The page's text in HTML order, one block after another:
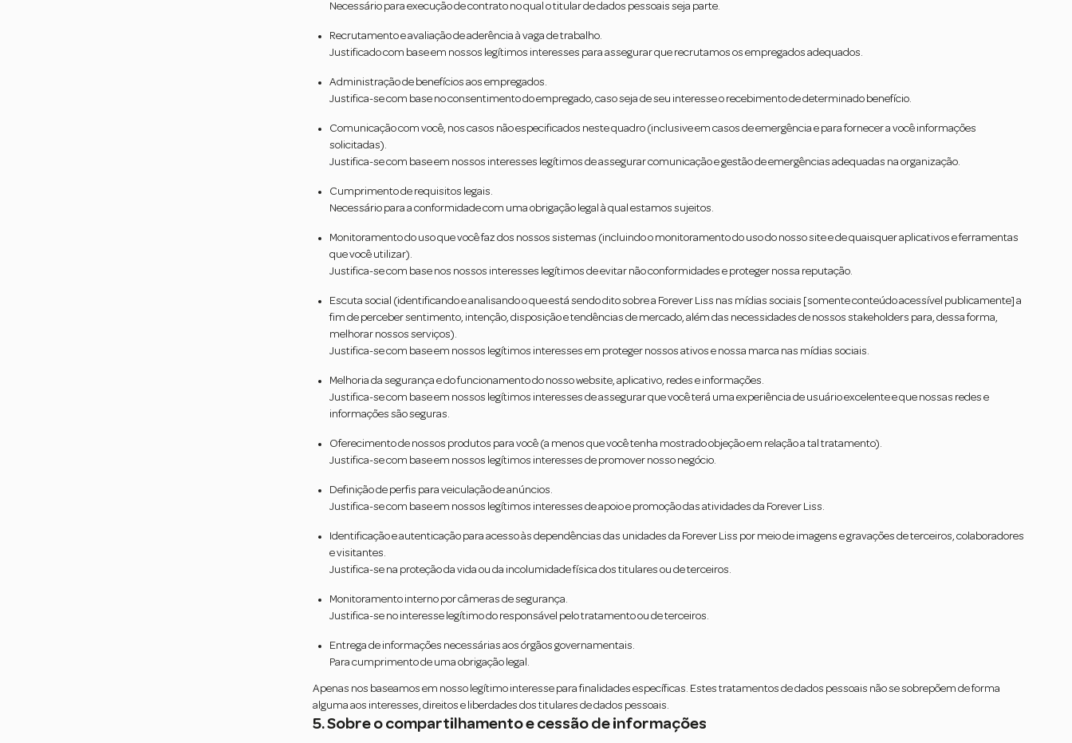
Necessário para execução de contrato no qual o titular de dados pessoais seja parte.
Recrutamento e avaliação de aderência à vaga de trabalho.
Justificado com base em nossos legítimos interesses para assegurar que recrutamos os empregados adequados.
Administração de benefícios aos empregados.
Justifica-se com base no consentimento do empregado, caso seja de seu interesse o recebimento de determinado benefício.
Comunicação com você, nos casos não especificados neste quadro (inclusive em casos de emergência e para fornecer a você informações
solicitadas).
Justifica-se com base em nossos interesses legítimos de assegurar comunicação e gestão de emergências adequadas na organização.
Cumprimento de requisitos legais.
Necessário para a conformidade com uma obrigação legal à qual estamos sujeitos.
Monitoramento do uso que você faz dos nossos sistemas (incluindo o monitoramento do uso do nosso site e de quaisquer aplicativos e ferramentas
que você utilizar).
Justifica-se com base nos nossos interesses legítimos de evitar não conformidades e proteger nossa reputação.
Escuta social (identificando e analisando o que está sendo dito sobre a Forever Liss nas mídias sociais [somente conteúdo acessível publicamente] a
fim de perceber sentimento, intenção, disposição e tendências de mercado, além das necessidades de nossos stakeholders para, dessa forma,
melhorar nossos serviços).
Justifica-se com base em nossos legítimos interesses em proteger nossos ativos e nossa marca nas mídias sociais.
Melhoria da segurança e do funcionamento do nosso website, aplicativo, redes e informações.
Justifica-se com base em nossos legítimos interesses de assegurar que você terá uma experiência de usuário excelente e que nossas redes e
informações são seguras.
Oferecimento de nossos produtos para você (a menos que você tenha mostrado objeção em relação a tal tratamento).
Justifica-se com base em nossos legítimos interesses de promover nosso negócio.
Definição de perfis para veiculação de anúncios.
Justifica-se com base em nossos legítimos interesses de apoio e promoção das atividades da Forever Liss.
Identificação e autenticação para acesso às dependências das unidades da Forever Liss por meio de imagens e gravações de terceiros, colaboradores
e visitantes.
Justifica-se na proteção da vida ou da incolumidade física dos titulares ou de terceiros.
Monitoramento interno por câmeras de segurança.
Justifica-se no interesse legítimo do responsável pelo tratamento ou de terceiros.
Entrega de informações necessárias aos órgãos governamentais.
Para cumprimento de uma obrigação legal.
Apenas nos baseamos em nosso legítimo interesse para finalidades específicas. Estes tratamentos de dados pessoais não se sobrepõem de forma
alguma aos interesses, direitos e liberdades dos titulares de dados pessoais.
5. Sobre o compartilhamento e cessão de informações